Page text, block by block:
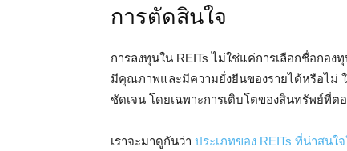
การตัดสินใจ
การลงทุนใน REITs ไม่ใช่แค่การเลือกชื่อกอ
มีคุณภาพและมีความยั่งยืนของรายได้หรือไม่
ชัดเจน โดยเฉพาะการเติบโตของสินทรัพย์ที่
เราจะมาดูกันว่า ประเภทของ REITs ที่น่าสนใ